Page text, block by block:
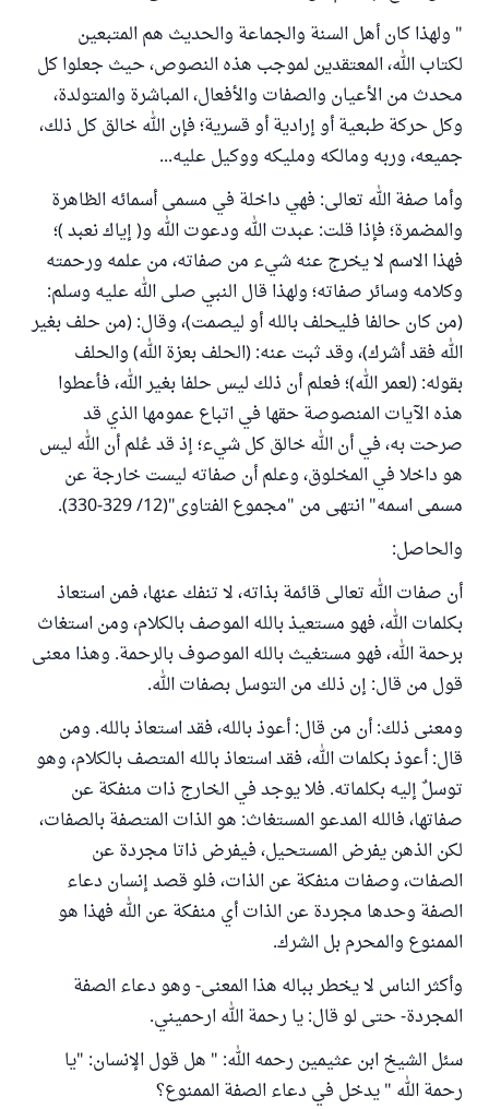
" ولهذا كان أهل السنة والجماعة والحديث هم المتبعين
لكتاب الله، المعتقدين لموجب هذه النصوص، حيث جعلوا كل
محدث من الأعيان والصفات والأفعال، المباشرة والمتولدة،
وكل حركة طبعية أو إرادية أو قسرية؛ فإن الله خالق كل ذلك،
جميعه، وربه ومالكه ومليكه ووكيل عليه...
وأما صفة الله تعالى: فهي داخلة في مسمى أسمائه الظاهرة
والمضمرة؛ فإذا قلت: عبدت الله ودعوت الله و( إياك نعبد )؛
فهذا الاسم لا يخرج عنه شيء من صفاته، من علمه ورحمته
وكلامه وسائر صفاته؛ ولهذا قال النبي صلى الله عليه وسلم:
(من كان حالفا فليحلف بالله أو ليصمت)، وقال: (من حلف بغير
الله فقد أشرك)، وقد ثبت عنه: (الحلف بعزة الله) والحلف
بقوله: (لعمر الله)؛ فعلم أن ذلك ليس حلفا بغير الله، فأعطوا
هذه الآيات المنصوصة حقها في اتباع عمومها الذي قد
صرحت به، في أن الله خالق كل شيء؛ إذ قد عُلم أن الله ليس
هو داخلا في المخلوق، وعلم أن صفاته ليست خارجة عن
مسمى اسمه" انتهى من "مجموع الفتاوى"(12/ 329-330).
والحاصل:
أن صفات الله تعالى قائمة بذاته، لا تنفك عنها، فمن استعاذ
بكلمات الله، فهو مستعيذ بالله الموصف بالكلام، ومن استغاث
برحمة الله، فهو مستغيث بالله الموصوف بالرحمة. وهذا معنى
قول من قال: إن ذلك من التوسل بصفات الله.
ومعنى ذلك: أن من قال: أعوذ بالله، فقد استعاذ بالله. ومن
قال: أعوذ بكلمات الله، فقد استعاذ بالله المتصف بالكلام، وهو
توسلٌ إليه بكلماته. فلا يوجد في الخارج ذات منفكة عن
صفاتها، فالله المدعو المستغاث: هو الذات المتصفة بالصفات،
لكن الذهن يفرض المستحيل، فيفرض ذاتا مجردة عن
الصفات، وصفات منفكة عن الذات، فلو قصد إنسان دعاء
الصفة وحدها مجردة عن الذات أي منفكة عن الله فهذا هو
الممنوع والمحرم بل الشرك.
وأكثر الناس لا يخطر بباله هذا المعنى- وهو دعاء الصفة
المجردة- حتى لو قال: يا رحمة الله ارحميني.
سئل الشيخ ابن عثيمين رحمه الله: " هل قول الإنسان: "يا
رحمة الله " يدخل في دعاء الصفة الممنوع؟